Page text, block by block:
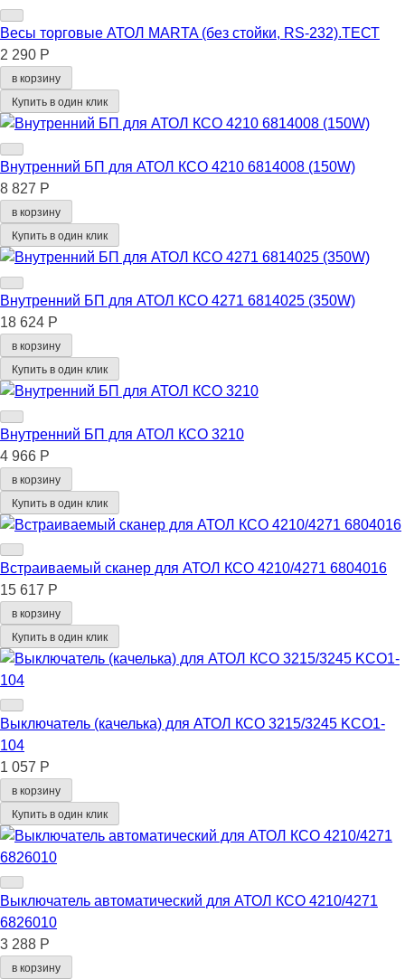
Весы торговые АТОЛ MARTA (без стойки, RS-232).ТЕСТ
2 290 Р
в корзину
Купить в один клик
Внутренний БП для АТОЛ КСО 4210 6814008 (150W)
8 827 Р
в корзину
Купить в один клик
Внутренний БП для АТОЛ КСО 4271 6814025 (350W)
18 624 Р
в корзину
Купить в один клик
Внутренний БП для АТОЛ КСО 3210
4 966 Р
в корзину
Купить в один клик
Встраиваемый сканер для АТОЛ КСО 4210/4271 6804016
15 617 Р
в корзину
Купить в один клик
Выключатель (качелька) для АТОЛ КСО 3215/3245 KCO1-
104
1 057 Р
в корзину
Купить в один клик
Выключатель автоматический для АТОЛ КСО 4210/4271
6826010
3 288 Р
в корзину